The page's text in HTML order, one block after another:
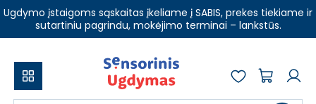
Ugdymo įstaigoms sąskaitas įkeliame į SABIS, prekes tiekiame ir
sutartiniu pagrindu, mokėjimo terminai – lankstūs.